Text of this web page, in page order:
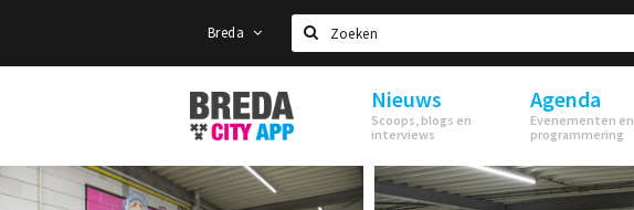
Breda
Zoeken
Stappen
&
Shoppen
Breda
Nieuws
Scoops, blogs en
interviews
Agenda
Evenementen en
programmering